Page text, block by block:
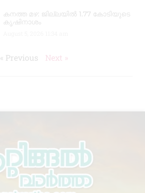
കനത്ത മഴ: ജില്ലയിൽ 1.77 കോടിയുടെ
കൃഷിനാശം
« Previous Next »